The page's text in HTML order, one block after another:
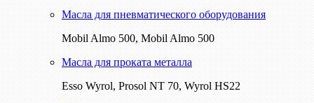
Масла для пневматического оборудования
Mobil Almo 500, Mobil Almo 500
Масла для проката металла
Esso Wyrol, Prosol NT 70, Wyrol HS22